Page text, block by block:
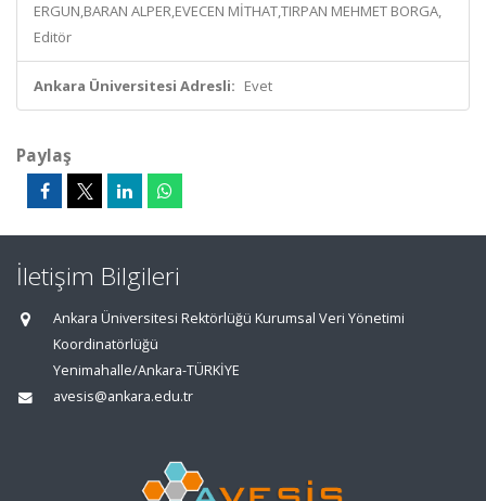
ERGUN,BARAN ALPER,EVECEN MİTHAT,TIRPAN MEHMET BORGA,
Editör
Ankara Üniversitesi Adresli: Evet
Paylaş
İletişim Bilgileri
Ankara Üniversitesi Rektörlüğü Kurumsal Veri Yönetimi
Koordinatörlüğü
Yenimahalle/Ankara-TÜRKİYE
avesis@ankara.edu.tr